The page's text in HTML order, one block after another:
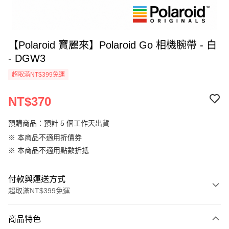
【Polaroid 寶麗來】Polaroid Go 相機腕帶 - 白
- DGW3
超取滿NT$399免運
NT$370
預購商品：預計 5 個工作天出貨
※ 本商品不適用折價券
※ 本商品不適用點數折抵
付款與運送方式
超取滿NT$399免運
信用卡一次付款
商品特色